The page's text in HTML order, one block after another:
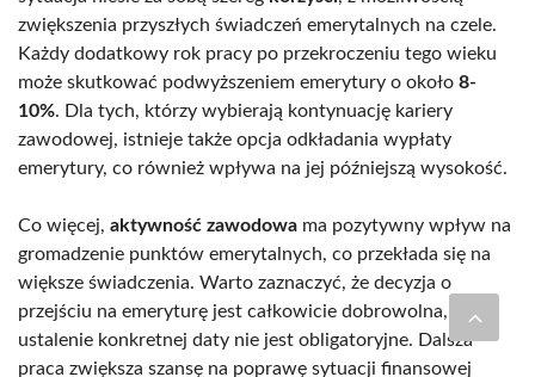
zwiększenia przyszłych świadczeń emerytalnych na czele.
Każdy dodatkowy rok pracy po przekroczeniu tego wieku
może skutkować podwyższeniem emerytury o około 8-
10%. Dla tych, którzy wybierają kontynuację kariery
zawodowej, istnieje także opcja odkładania wypłaty
emerytury, co również wpływa na jej późniejszą wysokość.
Co więcej, aktywność zawodowa ma pozytywny wpływ na
gromadzenie punktów emerytalnych, co przekłada się na
większe świadczenia. Warto zaznaczyć, że decyzja o
przejściu na emeryturę jest całkowicie dobrowolna, a
ustalenie konkretnej daty nie jest obligatoryjne. Dalsza
praca zwiększa szansę na poprawę sytuacji finansowej